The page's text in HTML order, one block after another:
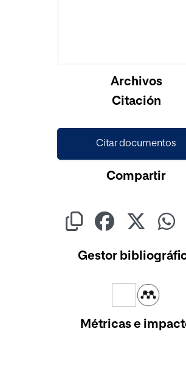
Archivos
Citación
Citar documentos
Compartir
Gestor
Métricas e